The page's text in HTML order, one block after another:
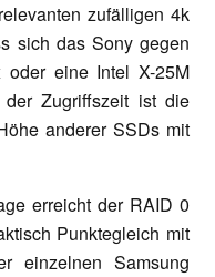
zufälligen 4k
sich das Sony gegen
eine Intel X-25M
Zugriffszeit ist die
anderer SSDs mit
erreicht der RAID 0
Punktegleich mit
einzelnen Samsung